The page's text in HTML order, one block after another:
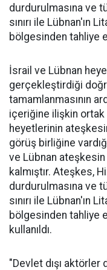
durdurulmasına ve
sınırı ile Lübnan'ın
bölgesinden tahliye
İsrail ve Lübnan
gerçekleştirdiği
tamamlanmasının
içeriğine ilişkin ortak
heyetlerinin
görüş birliğine
ve Lübnan
kalmıştır. Ateşkes,
durdurulmasına ve
sınırı ile Lübnan'ın
bölgesinden tahliye
kullanıldı.
"Devlet dışı aktörler